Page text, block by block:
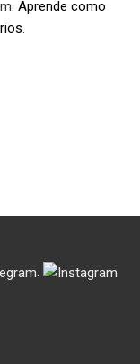
Aprende como
.
.